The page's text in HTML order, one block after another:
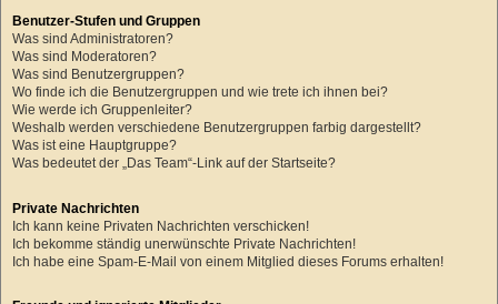
Benutzer-Stufen und Gruppen
Was sind Administratoren?
Was sind Moderatoren?
Was sind Benutzergruppen?
Wo finde ich die Benutzergruppen und wie trete ich ihnen bei?
Wie werde ich Gruppenleiter?
Weshalb werden verschiedene Benutzergruppen farbig dargestellt?
Was ist eine Hauptgruppe?
Was bedeutet der „Das Team“-Link auf der Startseite?
Private Nachrichten
Ich kann keine Privaten Nachrichten verschicken!
Ich bekomme ständig unerwünschte Private Nachrichten!
Ich habe eine Spam-E-Mail von einem Mitglied dieses Forums erhalten!